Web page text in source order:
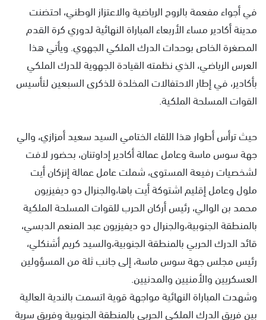
ن
ي
​في أجواء مفعمة بالروح الرياضية والاعتزاز الوطني، احتضنت
مدينة أكادير مساء الأربعاء المباراة النهائية لدوري كرة القدم
المصغرة الخاص بوحدات الدرك الملكي الجهوي. ويأتي هذا
العرس الرياضي، الذي نظمته القيادة الجهوية للدرك الملكي
بأكادير، في إطار الاحتفالات المخلدة للذكرى السبعين لتأسيس
القوات المسلحة الملكية.
حيث ​ترأس أطوار هذا اللقاء الختامي السيد سعيد أمزازي، والي
جهة سوس ماسة وعامل عمالة أكادير إداوتنان، بحضور لافت
لشخصيات رفيعة المستوى، شملت ​عامل عمالة إنزكان أيت
ملول وعامل إقليم اشتوكة أيت باها،و​الجنرال دو ديفيزيون
محمد بن الوالي، رئيس أركان الحرب للقوات المسلحة الملكية
بالمنطقة الجنوبية،و​الجنرال دو ديفيزيون عبد المنعم الدبسي،
قائد الدرك الحربي بالمنطقة الجنوبية،و​السيد كريم أشنكلي،
رئيس مجلس جهة سوس ماسة، إلى جانب ثلة من المسؤولين
العسكريين والأمنيين والمدنيين.
و​شهدت المباراة النهائية مواجهة قوية اتسمت بالندية العالية
بين فريق الدرك الملكي الحربي بالمنطقة الجنوبية وفريق سرية